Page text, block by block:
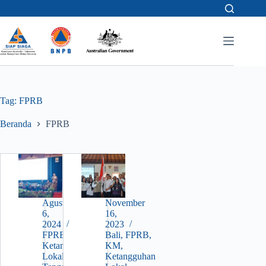
to
content
Tag: FPRB
Beranda FPRB
Agustus
6,
2024
FPRB
Ketangguhan
Lokal
November
16,
2023
Bali,FPRB,
KM,
Ketangguhan